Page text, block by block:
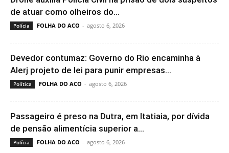
de atuar como olheiros do...
Polícia FOLHA DO ACO - agosto 6, 2026
Devedor contumaz: Governo do Rio encaminha à
Alerj projeto de lei para punir empresas...
Política FOLHA DO ACO - agosto 6, 2026
Passageiro é preso na Dutra, em Itatiaia, por dívida
de pensão alimentícia superior a...
Polícia FOLHA DO ACO - agosto 6, 2026